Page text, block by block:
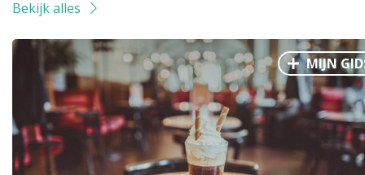
Bekijk alles
MIJN